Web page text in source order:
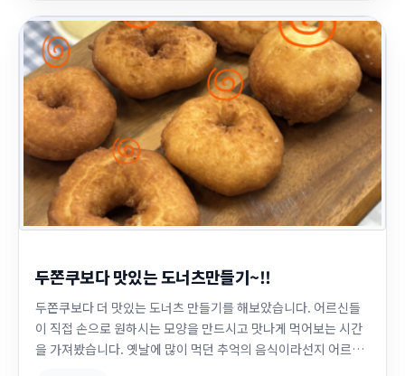
두쫀쿠보다 맛있는 도너츠만들기~!!
두쫀쿠보다 더 맛있는 도너츠 만들기를 해보았습니다. 어르신들
이 직접 손으로 원하시는 모양을 만드시고 맛나게 먹어보는 시간
을 가져봤습니다. 옛날에 많이 먹던 추억의 음식이라선지 어르신